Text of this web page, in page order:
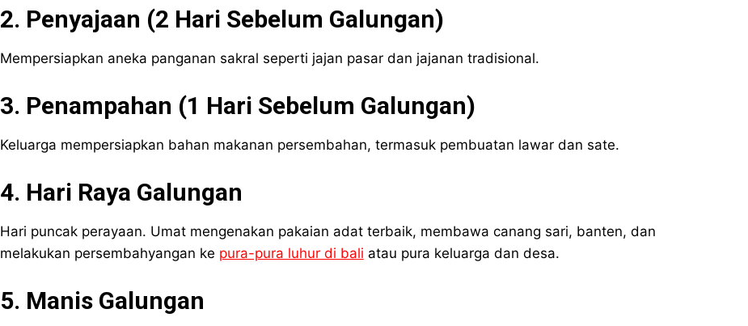
2. Penyajaan (2 Hari Sebelum Galungan)
Mempersiapkan aneka panganan sakral seperti jajan pasar dan jajanan tradisional.
3. Penampahan (1 Hari Sebelum Galungan)
Keluarga mempersiapkan bahan makanan persembahan, termasuk pembuatan lawar dan sate.
4. Hari Raya Galungan
Hari puncak perayaan. Umat mengenakan pakaian adat terbaik, membawa canang sari, banten, dan
melakukan persembahyangan ke pura-pura luhur di bali atau pura keluarga dan desa.
5. Manis Galungan